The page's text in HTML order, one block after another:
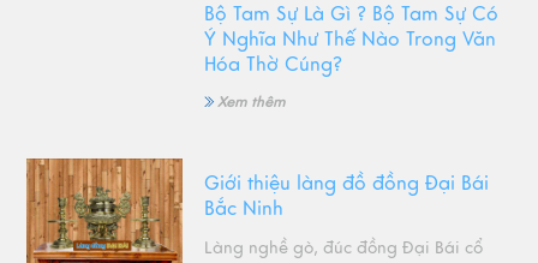
Bộ Tam Sự Là Gì ? Bộ Tam Sự Có
Ý Nghĩa Như Thế Nào Trong Văn
Hóa Thờ Cúng?
Xem thêm
Giới thiệu làng đồ đồng Đại Bái
Bắc Ninh
Làng nghề gò, đúc đồng Đại Bái cổ